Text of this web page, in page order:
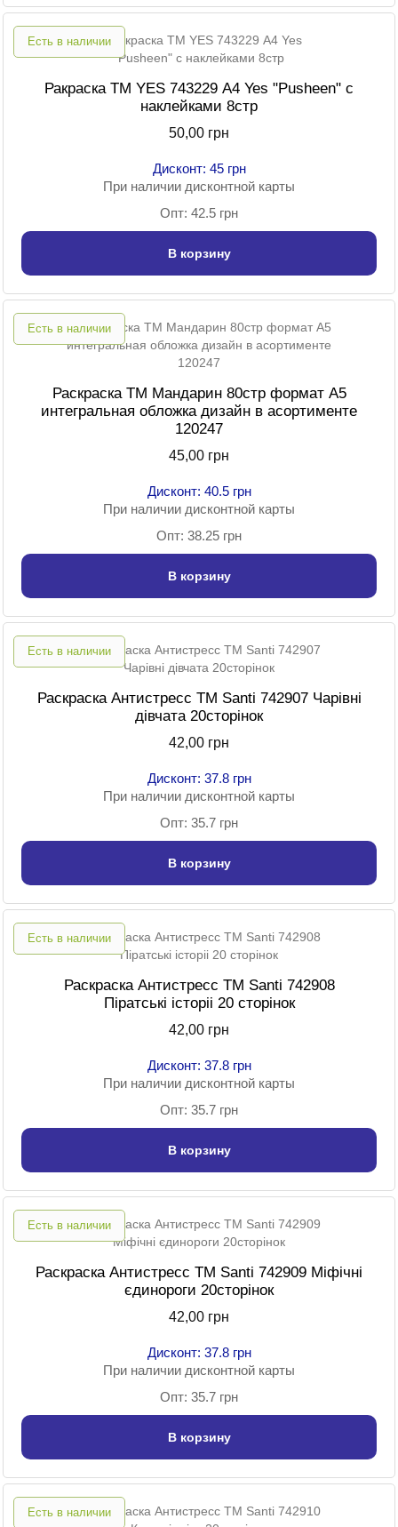
Есть в наличии
Ракраска ТМ YES 743229 А4 Yes "Pusheen" с
наклейками 8стр
50,00 грн
Дисконт: 45 грн
При наличии дисконтной карты
Опт: 42.5 грн
В корзину
Есть в наличии
Раскраска TM Мандарин 80стр формат А5
интегральная обложка дизайн в асортименте
120247
45,00 грн
Дисконт: 40.5 грн
При наличии дисконтной карты
Опт: 38.25 грн
В корзину
Есть в наличии
Раскраска Антистресс TM Santi 742907 Чарівні
дівчата 20сторінок
42,00 грн
Дисконт: 37.8 грн
При наличии дисконтной карты
Опт: 35.7 грн
В корзину
Есть в наличии
Раскраска Антистресс TM Santi 742908
Піратські історіі 20 сторінок
42,00 грн
Дисконт: 37.8 грн
При наличии дисконтной карты
Опт: 35.7 грн
В корзину
Есть в наличии
Раскраска Антистресс TM Santi 742909 Міфічні
єдинороги 20сторінок
42,00 грн
Дисконт: 37.8 грн
При наличии дисконтной карты
Опт: 35.7 грн
В корзину
Есть в наличии